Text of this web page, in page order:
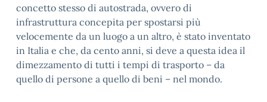
concetto stesso di autostrada, ovvero di
infrastruttura concepita per spostarsi più
velocemente da un luogo a un altro, è stato inventato
in Italia e che, da cento anni, si deve a questa idea il
dimezzamento di tutti i tempi di trasporto – da
quello di persone a quello di beni – nel mondo.